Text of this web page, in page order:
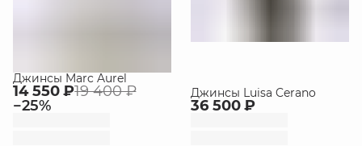
Джинсы Marc Aurel
14 550 ₽19 400 ₽
−25%
Джинсы Luisa Cerano
36 500 ₽